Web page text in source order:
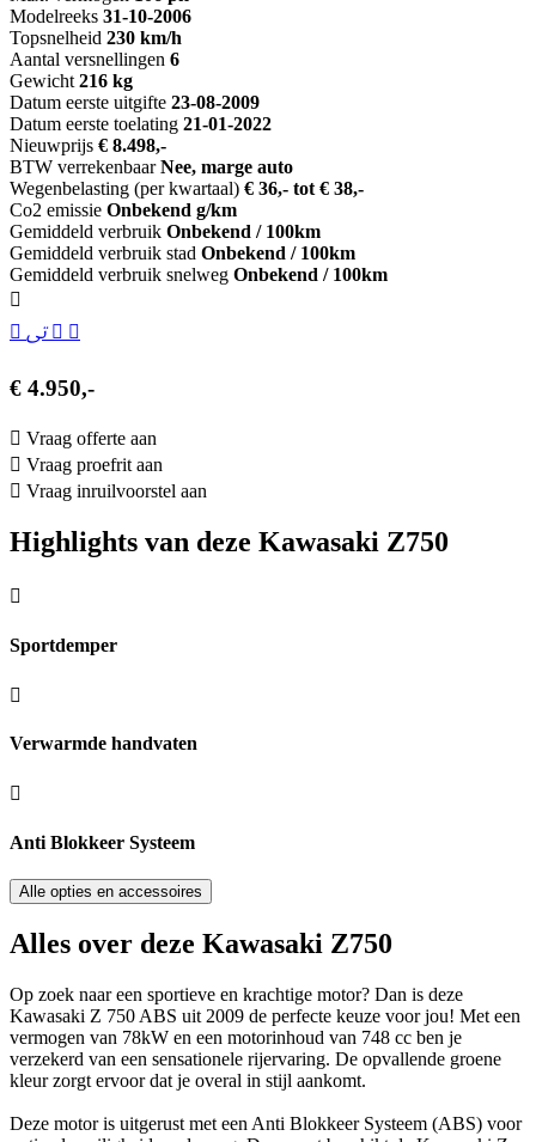
Modelreeks 31-10-2006
Topsnelheid 230 km/h
Aantal versnellingen 6
Gewicht 216 kg
Datum eerste uitgifte 23-08-2009
Datum eerste toelating 21-01-2022
Nieuwprijs € 8.498,-
BTW verrekenbaar Nee, marge auto
Wegenbelasting (per kwartaal) € 36,- tot € 38,-
Co2 emissie Onbekend g/km
Gemiddeld verbruik Onbekend / 100km
Gemiddeld verbruik stad Onbekend / 100km
Gemiddeld verbruik snelweg Onbekend / 100km
€ 4.950,-
Vraag offerte aan
Vraag proefrit aan
Vraag inruilvoorstel aan
Highlights van deze Kawasaki Z750
Sportdemper
Verwarmde handvaten
Anti Blokkeer Systeem
Alle opties en accessoires
Alles over deze Kawasaki Z750
Op zoek naar een sportieve en krachtige motor? Dan is deze
Kawasaki Z 750 ABS uit 2009 de perfecte keuze voor jou! Met een
vermogen van 78kW en een motorinhoud van 748 cc ben je
verzekerd van een sensationele rijervaring. De opvallende groene
kleur zorgt ervoor dat je overal in stijl aankomt.
Deze motor is uitgerust met een Anti Blokkeer Systeem (ABS) voor